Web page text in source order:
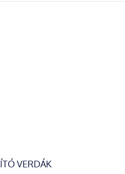
VERDÁK